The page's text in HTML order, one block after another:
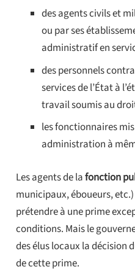
des agents civils et
ou par ses
administratif en
des personnels
services de l’État à
travail soumis au
les fonctionnaires
administration à
Les agents de lafonction
municipaux, éboueurs,
prétendre à une prime
conditions. Mais le
des élus locaux la décision
de cette prime.